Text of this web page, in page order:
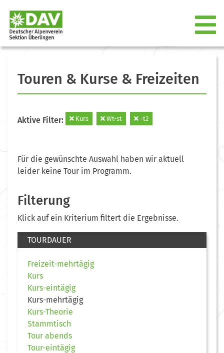
Touren & Kurse & Freizeiten
Aktive Filter: Kurs Wt-st =t2
Für die gewünschte Auswahl haben wir aktuell
leider keine Tour im Programm.
Filterung
Klick auf ein Kriterium filtert die Ergebnisse.
TOURDAUER
Freizeit-mehrtägig
Kurs
Kurs-eintägig
Kurs-mehrtägig
Kurs-Theorie
Stammtisch
Tour abends
Tour-eintägig